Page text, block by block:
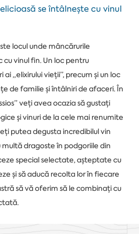
se întâlnește cu vinul
locul unde mâncărurile
cu vinul fin. Un loc pentru
„elixirului vieții”, precum și un loc
de familie și întâlniri de afaceri. În
veți avea ocazia să gustați
și vinuri de la cele mai renumite
putea degusta incredibilul vin
multă dragoste în podgoriile din
special selectate, așteptate cu
și să aducă recolta lor în fiecare
să vă oferim să le combinați cu